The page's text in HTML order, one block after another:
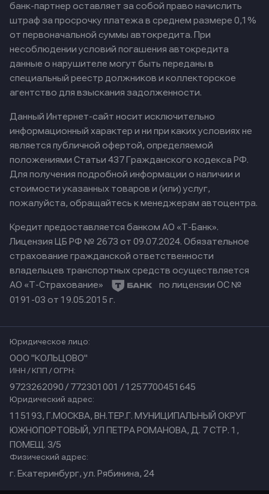
банк-партнер оставляет за собой право начислить
штраф за просрочку платежа в среднем размере 0,1%
от первоначальной суммы автокредита. При
несоблюдении условий погашения автокредита
данные о нарушителе могут быть переданы в
специальный реестр должников и коллекторское
агентство для взыскания задолженности.
Данный Интернет-сайт носит исключительно
информационный характер и ни при каких условиях не
является публичной офертой, определяемой
положениями Статьи 437 Гражданского кодекса РФ.
Для получения подробной информации о наличии и
стоимости указанных товаров и (или) услуг,
пожалуйста, обращайтесь к менеджерам автоцентра.
Кредит предоставляется банком АО «Т-Банк».
Лицензия ЦБ РФ № 2673 от 09.07.2024. Обязательное
страхование гражданской ответственности
владельцев транспортных средств осуществляется
АО «Т-Страхование»
по лицензии ОС №
0191-03 от 19.05.2015 г.
Юридическое лицо:
ООО "КОЛЬЦОВО"
ИНН / КПП / ОГРН:
9723262090 / 772301001 / 1257700451645
Юридический адрес:
115193, Г.МОСКВА, ВН.ТЕР.Г. МУНИЦИПАЛЬНЫЙ ОКРУГ
ЮЖНОПОРТОВЫЙ, УЛ ПЕТРА РОМАНОВА, Д. 7 СТР. 1,
ПОМЕЩ. 3/5
Физический адрес:
г. Екатеринбург, ул. Рябинина, 24